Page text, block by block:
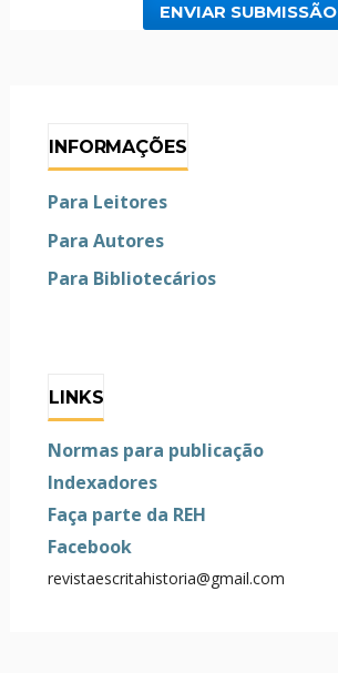
ENVIAR SUBMISSÃO
INFORMAÇÕES
Para Leitores
Para Autores
Para Bibliotecários
LINKS
Normas para publicação
Indexadores
Faça parte da REH
Facebook
revistaescritahistoria@gmail.com